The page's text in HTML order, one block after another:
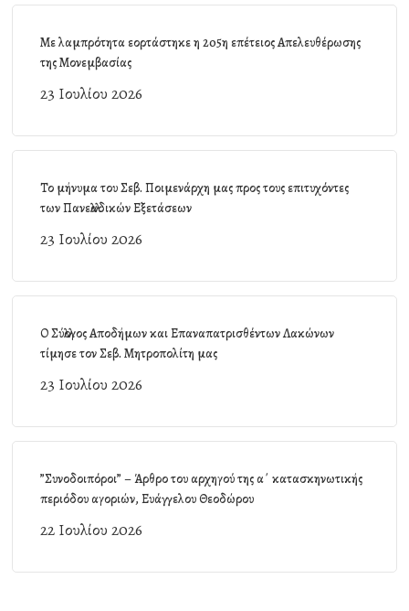
Με λαμπρότητα εορτάστηκε η 205η επέτειος Απελευθέρωσης
της Μονεμβασίας
23 Ιουλίου 2026
Το μήνυμα του Σεβ. Ποιμενάρχη μας προς τους επιτυχόντες
των Πανελλαδικών Εξετάσεων
23 Ιουλίου 2026
Ο Σύλλογος Αποδήμων και Επαναπατρισθέντων Λακώνων
τίμησε τον Σεβ. Μητροπολίτη μας
23 Ιουλίου 2026
”Συνοδοιπόροι” – Άρθρο του αρχηγού της α΄ κατασκηνωτικής
περιόδου αγοριών, Ευάγγελου Θεοδώρου
22 Ιουλίου 2026